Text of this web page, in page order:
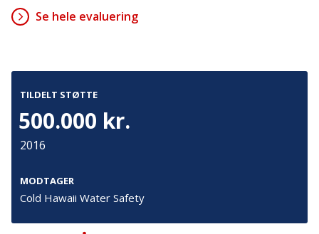
Se hele evaluering
TILDELT STØTTE
500.000 kr.
2016
MODTAGER
Cold Hawaii Water Safety
Fakturering
Presse
Cookies
Persondata
Følg os
TryghedsGruppen